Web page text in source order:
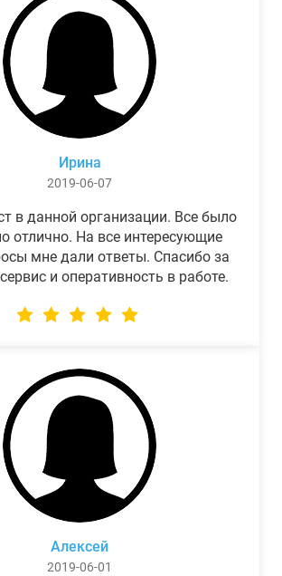
Ирина
2019-06-07
в данной организации. Все было
отлично. На все интересующие
мне дали ответы. Спасибо за
и оперативность в работе.
Алексей
2019-06-01